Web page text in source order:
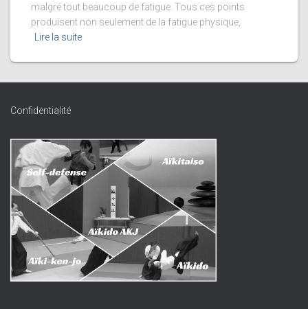
malgré tout beaucoup de fatigue. Tous ces points
produisent non seulement de la fatigue physique,
Lire la suite
Confidentialité